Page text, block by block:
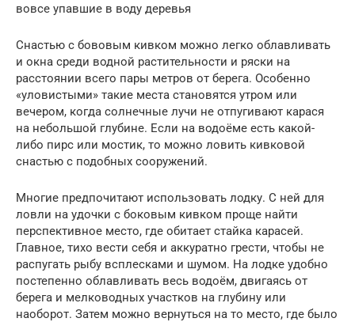
вовсе упавшие в воду деревья
Снастью с бововым кивком можно легко облавливать
и окна среди водной растительности и ряски на
расстоянии всего пары метров от берега. Особенно
«уловистыми» такие места становятся утром или
вечером, когда солнечные лучи не отпугивают карася
на небольшой глубине. Если на водоёме есть какой-
либо пирс или мостик, то можно ловить кивковой
снастью с подобных сооружений.
Многие предпочитают использовать лодку. С ней для
ловли на удочки с боковым кивком проще найти
перспективное место, где обитает стайка карасей.
Главное, тихо вести себя и аккуратно грести, чтобы не
распугать рыбу всплесками и шумом. На лодке удобно
постепенно облавливать весь водоём, двигаясь от
берега и мелководных участков на глубину или
наоборот. Затем можно вернуться на то место, где было